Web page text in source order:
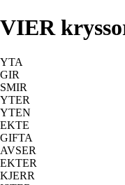
VIER
YTA
GIR
SMIR
YTER
YTEN
EKTE
GIFTA
AVSER
EKTER
KJERR